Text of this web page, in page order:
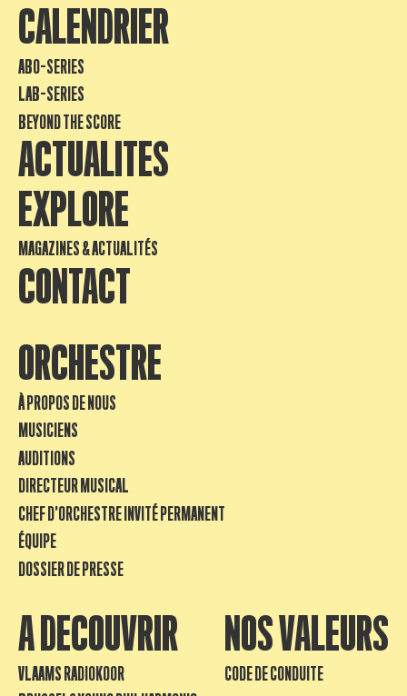
CALENDRIER
ABO-SERIES
LAB-SERIES
BEYOND THE SCORE
ACTUALITES
EXPLORE
MAGAZINES & ACTUALITÉS
CONTACT
ORCHESTRE
À PROPOS DE NOUS
MUSICIENS
AUDITIONS
DIRECTEUR MUSICAL
CHEF D’ORCHESTRE INVITÉ PERMANENT
ÉQUIPE
DOSSIER DE PRESSE
A DECOUVRIR
VLAAMS RADIOKOOR
NOS VALEURS
CODE DE CONDUITE